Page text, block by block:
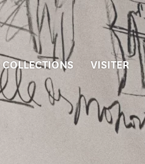
COLLECTIONS VISITER